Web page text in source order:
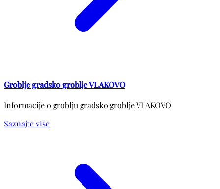
Groblje gradsko groblje VLAKOVO
Informacije o groblju gradsko groblje VLAKOVO
Saznajte više